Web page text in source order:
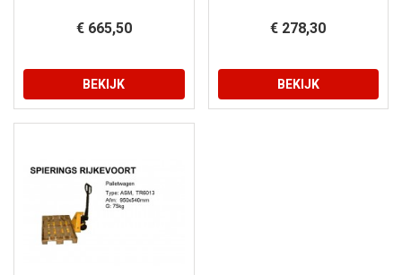
€ 665,50
BEKIJK
€ 278,30
BEKIJK